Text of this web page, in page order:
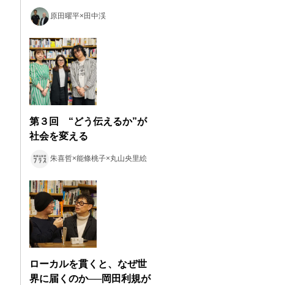
原田曜平×田中渓
第３回 “どう伝えるか”が
社会を変える
朱喜哲×能條桃子×丸山央里絵
ローカルを貫くと、なぜ世
界に届くのか──岡田利規が